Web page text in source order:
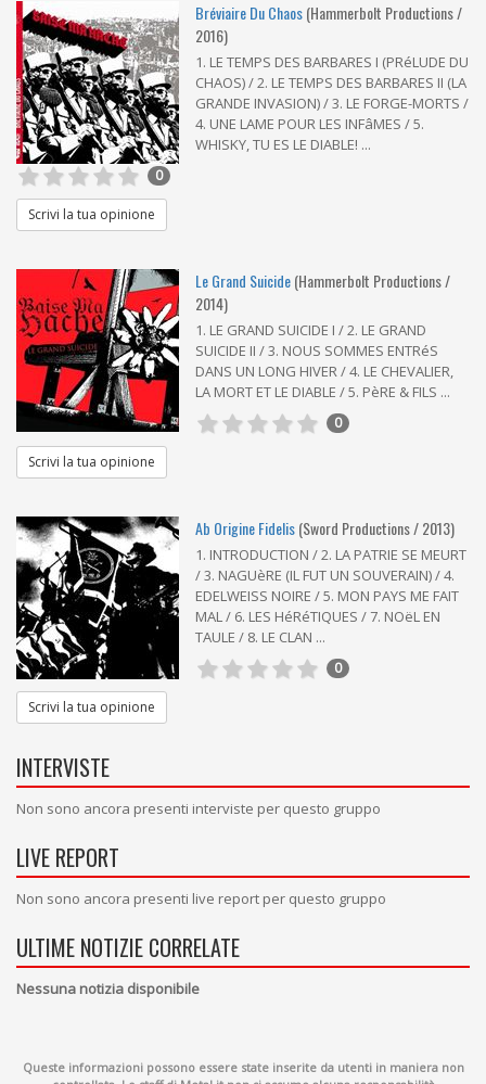
Bréviaire Du Chaos(Hammerbolt Productions /
2016)
1. LE TEMPS DES BARBARES I (PRéLUDE DU
CHAOS) / 2. LE TEMPS DES BARBARES II (LA
GRANDE INVASION) / 3. LE FORGE-MORTS /
4. UNE LAME POUR LES INFâMES / 5.
WHISKY, TU ES LE DIABLE! ...
0
Scrivi la tua opinione
Le Grand Suicide(Hammerbolt Productions /
2014)
1. LE GRAND SUICIDE I / 2. LE GRAND
SUICIDE II / 3. NOUS SOMMES ENTRéS
DANS UN LONG HIVER / 4. LE CHEVALIER,
LA MORT ET LE DIABLE / 5. PèRE & FILS ...
0
Scrivi la tua opinione
Ab Origine Fidelis(Sword Productions / 2013)
1. INTRODUCTION / 2. LA PATRIE SE MEURT
/ 3. NAGUèRE (IL FUT UN SOUVERAIN) / 4.
EDELWEISS NOIRE / 5. MON PAYS ME FAIT
MAL / 6. LES HéRéTIQUES / 7. NOëL EN
TAULE / 8. LE CLAN ...
0
Scrivi la tua opinione
INTERVISTE
Non sono ancora presenti interviste per questo gruppo
LIVE REPORT
Non sono ancora presenti live report per questo gruppo
ULTIME NOTIZIE CORRELATE
Nessuna notizia disponibile
Queste informazioni possono essere state inserite da utenti in maniera non